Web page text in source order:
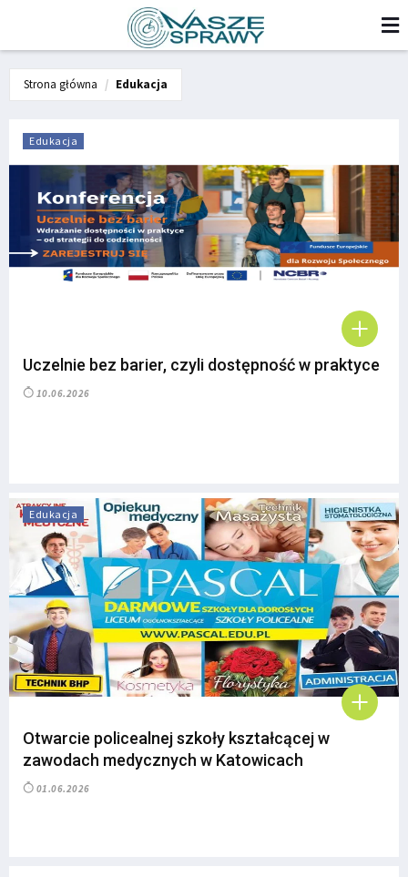
Strona główna Edukacja
Edukacja
Uczelnie bez barier, czyli dostępność w praktyce
10.06.2026
Edukacja
Otwarcie policealnej szkoły kształcącej w
zawodach medycznych w Katowicach
01.06.2026